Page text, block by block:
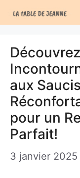
au
aux
pour un
Parfait!
3 janvier 2025